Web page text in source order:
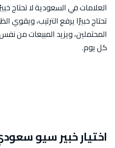
العلامات في السعودية لا تحتاج
تحتاج خبيرًا يرفع الترتيب، ويقوي
المحتملين، ويزيد المبيعات من
كل يوم.
اختيار خبير سيو